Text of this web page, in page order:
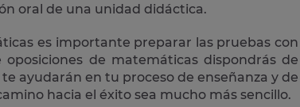
oral de una unidad didáctica.
es importante preparar las pruebas con
de matemáticas dispondrás de
ayudarán en tu proceso de enseñanza y de
hacia el éxito sea mucho más sencillo.